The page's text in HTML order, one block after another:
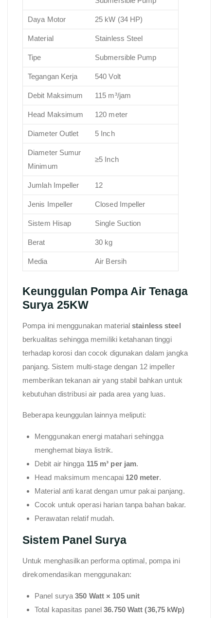
Daya Motor 25 kW (34 HP)
Material Stainless Steel
Tipe Submersible Pump
Tegangan Kerja 540 Volt
Debit Maksimum 115 m³/jam
Head Maksimum 120 meter
Diameter Outlet 5 Inch
Diameter Sumur
Minimum
≥5 Inch
Jumlah Impeller 12
Jenis Impeller Closed Impeller
Sistem Hisap Single Suction
Berat 30 kg
Media Air Bersih
Keunggulan Pompa Air Tenaga
Surya 25KW
Pompa ini menggunakan materialstainless steel
berkualitas sehingga memiliki ketahanan tinggi
terhadap korosi dan cocok digunakan dalam jangka
panjang. Sistem multi-stage dengan 12 impeller
memberikan tekanan air yang stabil bahkan untuk
kebutuhan distribusi air pada area yang luas.
Beberapa keunggulan lainnya meliputi:
Menggunakan energi matahari sehingga
menghemat biaya listrik.
Debit air hingga 115 m³ per jam.
Head maksimum mencapai 120 meter.
Material anti karat dengan umur pakai panjang.
Cocok untuk operasi harian tanpa bahan bakar.
Perawatan relatif mudah.
Sistem Panel Surya
Untuk menghasilkan performa optimal, pompa ini
direkomendasikan menggunakan:
Panel surya350 Watt × 105 unit
Total kapasitas panel36.750 Watt (36,75 kWp)